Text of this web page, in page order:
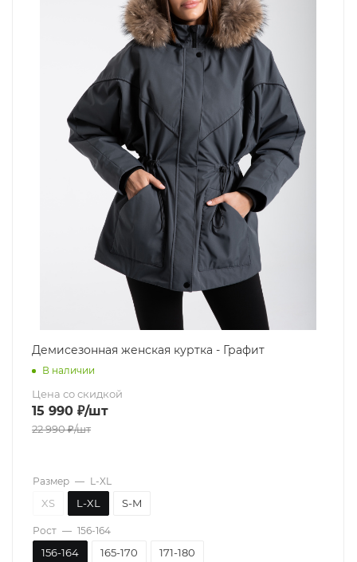
Демисезонная женская куртка - Графит
В наличии
Цена со скидкой
15 990 ₽/шт
22 990₽/шт
Размер — L-XL
XS L-XL S-M
Рост — 156-164
156-164 165-170 171-180